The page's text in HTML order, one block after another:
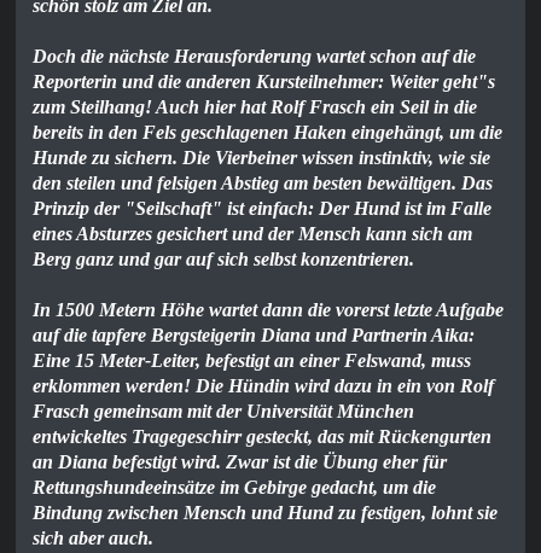
schön stolz am Ziel an.
Doch die nächste Herausforderung wartet schon auf die
Reporterin und die anderen Kursteilnehmer: Weiter geht"s
zum Steilhang! Auch hier hat Rolf Frasch ein Seil in die
bereits in den Fels geschlagenen Haken eingehängt, um die
Hunde zu sichern. Die Vierbeiner wissen instinktiv, wie sie
den steilen und felsigen Abstieg am besten bewältigen. Das
Prinzip der "Seilschaft" ist einfach: Der Hund ist im Falle
eines Absturzes gesichert und der Mensch kann sich am
Berg ganz und gar auf sich selbst konzentrieren.
In 1500 Metern Höhe wartet dann die vorerst letzte Aufgabe
auf die tapfere Bergsteigerin Diana und Partnerin Aika:
Eine 15 Meter-Leiter, befestigt an einer Felswand, muss
erklommen werden! Die Hündin wird dazu in ein von Rolf
Frasch gemeinsam mit der Universität München
entwickeltes Tragegeschirr gesteckt, das mit Rückengurten
an Diana befestigt wird. Zwar ist die Übung eher für
Rettungshundeeinsätze im Gebirge gedacht, um die
Bindung zwischen Mensch und Hund zu festigen, lohnt sie
sich aber auch.